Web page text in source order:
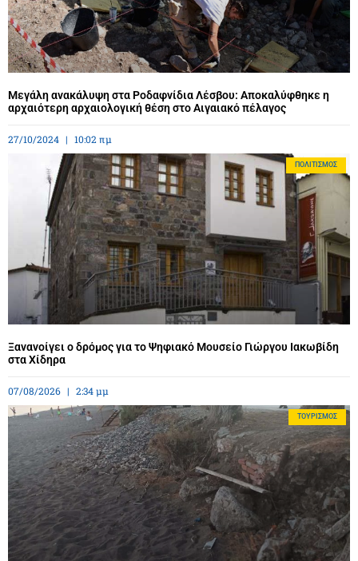
Μεγάλη ανακάλυψη στα Ροδαφνίδια Λέσβου: Αποκαλύφθηκε η
αρχαιότερη αρχαιολογική θέση στο Αιγαιακό πέλαγος
27/10/2024 10:02 πμ
ΠΟΛΙΤΙΣΜΌΣ
Ξανανοίγει ο δρόμος για το Ψηφιακό Μουσείο Γιώργου Ιακωβίδη
στα Χίδηρα
07/08/2026 2:34 μμ
ΤΟΥΡΙΣΜΌΣ